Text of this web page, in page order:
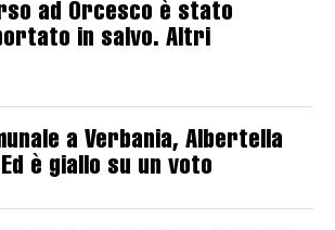
ad Orcesco è stato
in salvo. Altri
a Verbania, Albertella
è giallo su un voto